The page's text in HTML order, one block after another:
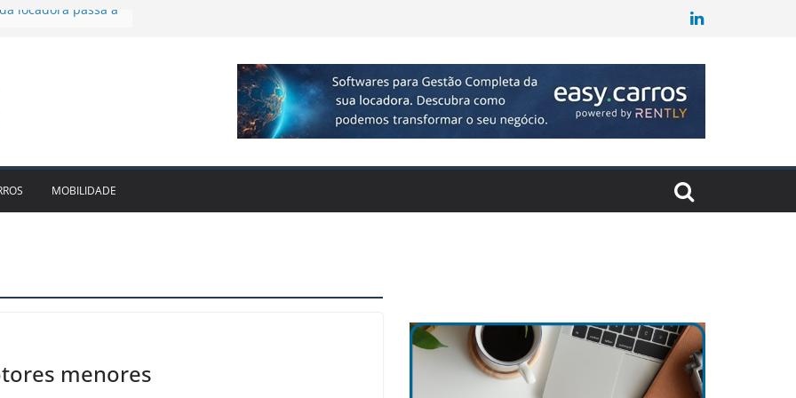
1bi no 2T26 e
de veículos
para o RJ e
leva Localiza
MOBILIDADE
menores